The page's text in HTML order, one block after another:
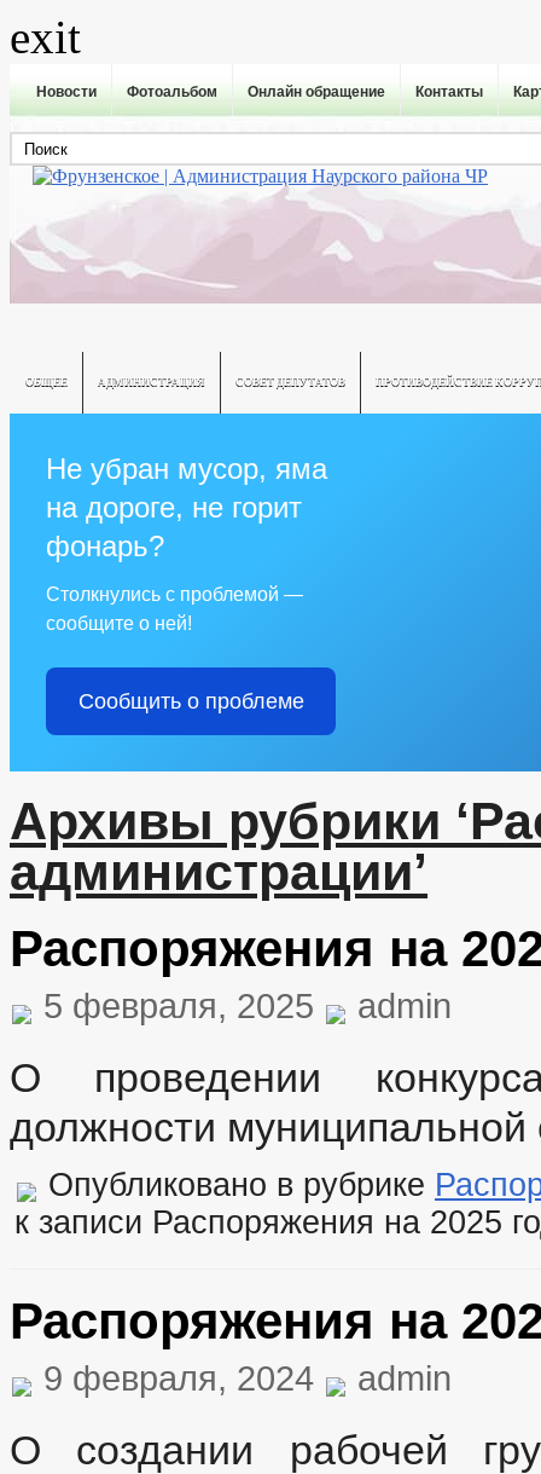
exit
Новости Фотоальбом Онлайн обращение Контакты
ОБЩЕЕ АДМИНИСТРАЦИЯ СОВЕТ ДЕПУТАТОВ ПРОТИВОДЕЙСТВИЕ
Не убран мусор, яма
на дороге, не горит
фонарь?
Столкнулись с проблемой —
сообщите о ней!
Сообщить о проблеме
Архивы рубрики
администрации’
Распоряжения на
5 февраля, 2025 admin
О проведении
должности
Опубликовано в рубрике
к записи Распоряжения на 2025
Распоряжения на
9 февраля, 2024 admin
О создании рабочей